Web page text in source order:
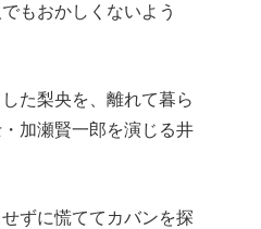
もおかしくないよう
た梨央を、離れて暮ら
加瀬賢一郎を演じる井
ずに慌ててカバンを探